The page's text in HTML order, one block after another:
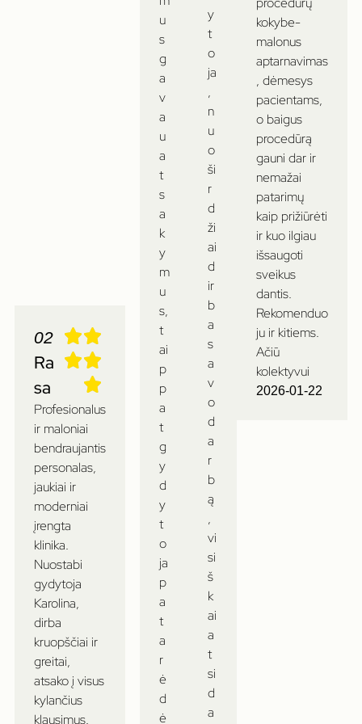
02
Ra
sa
Profesionalus
ir maloniai
bendraujantis
personalas,
jaukiai ir
moderniai
įrengta
klinika.
Nuostabi
gydytoja
Karolina,
dirba
kruopščiai ir
greitai,
atsako į visus
kylančius
klausimus.
y
t
o
ja
,
n
u
o
ši
r
d
ži
ai
d
ir
b
a
s
a
v
o
d
a
r
b
ą
,
vi
si
š
k
ai
a
t
si
d
a
u
s
g
a
v
a
u
a
t
s
a
k
y
m
u
s,
t
ai
p
p
a
t
g
y
d
y
t
o
ja
p
a
t
a
r
ė
d
ė
kokybe-
malonus
aptarnavimas
, dėmesys
pacientams,
o baigus
procedūrą
gauni dar ir
nemažai
patarimų
kaip prižiūrėti
ir kuo ilgiau
išsaugoti
sveikus
dantis.
Rekomenduo
ju ir kitiems.
Ačiū
kolektyvui
2026-01-22